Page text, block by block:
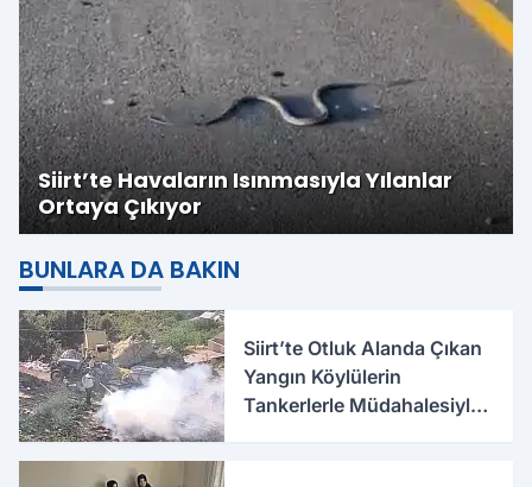
Siirt’te Havaların Isınmasıyla Yılanlar
Ortaya Çıkıyor
BUNLARA DA BAKIN
Siirt’te Otluk Alanda Çıkan
Yangın Köylülerin
Tankerlerle Müdahalesiyle